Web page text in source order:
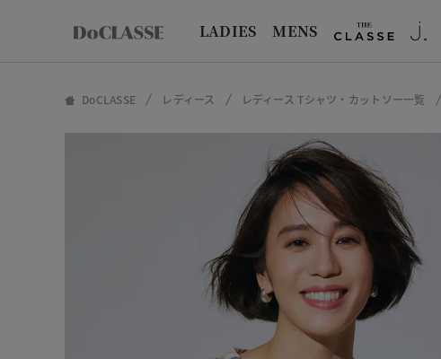
LADIES MENS
DoCLASSE レディース レディース Tシャツ・カットソー一覧